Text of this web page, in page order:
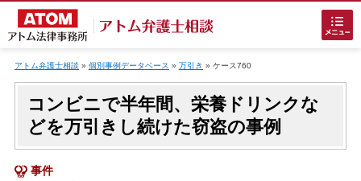
アトム弁護士相談 » 個別事例データベース » 万引き » ケース760
コンビニで半年間、栄養ドリンクな
どを万引きし続けた窃盗の事例
事件